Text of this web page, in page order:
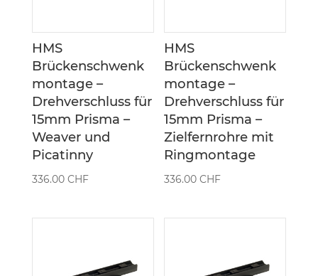
HMS
Brückenschwenk
montage –
Drehverschluss für
15mm Prisma –
Weaver und
Picatinny
336.00 CHF
HMS
Brückenschwenk
montage –
Drehverschluss für
15mm Prisma –
Zielfernrohre mit
Ringmontage
336.00CHF